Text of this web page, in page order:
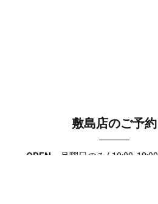
敷島店のご予約
OPEN
月曜日のみ/ 10:00-18:00